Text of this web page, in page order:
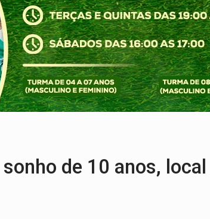
para possível base secreta no satélite
destrói carro que era rebocado para oficina
moto na frente do bar da Marleide
Amazônia+10 lança chamada para fortalecer
de urânio, mas produz pouco e importa
de 10 anos,